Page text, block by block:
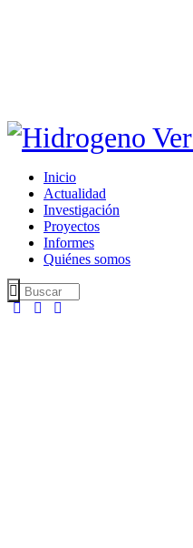
Inicio
Actualidad
Investigación
Proyectos
Informes
Quiénes somos